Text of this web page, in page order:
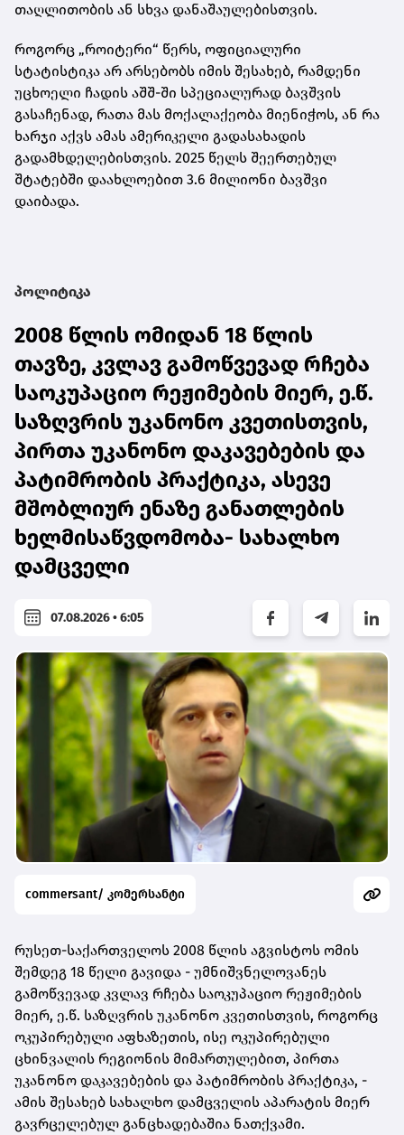
თაღლითობის ან სხვა დანაშაულებისთვის.
როგორც „როიტერი“ წერს, ოფიციალური
სტატისტიკა არ არსებობს იმის შესახებ, რამდენი
უცხოელი ჩადის აშშ-ში სპეციალურად ბავშვის
გასაჩენად, რათა მას მოქალაქეობა მიენიჭოს, ან რა
ხარჯი აქვს ამას ამერიკელი გადასახადის
გადამხდელებისთვის. 2025 წელს შეერთებულ
შტატებში დაახლოებით 3.6 მილიონი ბავშვი
დაიბადა.
პოლიტიკა
2008 წლის ომიდან 18 წლის
თავზე, კვლავ გამოწვევად რჩება
საოკუპაციო რეჟიმების მიერ, ე.წ.
საზღვრის უკანონო კვეთისთვის,
პირთა უკანონო დაკავებების და
პატიმრობის პრაქტიკა, ასევე
მშობლიურ ენაზე განათლების
ხელმისაწვდომობა- სახალხო
დამცველი
07.08.2026 • 6:05
commersant/ კომერსანტი
რუსეთ-საქართველოს 2008 წლის აგვისტოს ომის
შემდეგ 18 წელი გავიდა - უმნიშვნელოვანეს
გამოწვევად კვლავ რჩება საოკუპაციო რეჟიმების
მიერ, ე.წ. საზღვრის უკანონო კვეთისთვის, როგორც
ოკუპირებული აფხაზეთის, ისე ოკუპირებული
ცხინვალის რეგიონის მიმართულებით, პირთა
უკანონო დაკავებების და პატიმრობის პრაქტიკა, -
ამის შესახებ სახალხო დამცველის აპარატის მიერ
გავრცელებულ განცხადებაშია ნათქვამი.